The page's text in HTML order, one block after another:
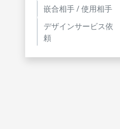
嵌合相手 / 使用相手
デザインサービス依
頼